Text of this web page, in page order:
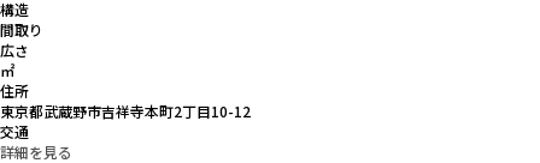
構造
間取り
広さ
㎡
住所
東京都武蔵野市吉祥寺本町2丁目10-12
交通
詳細を見る